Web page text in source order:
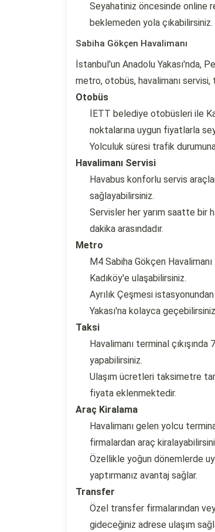
Seyahatiniz öncesinde online
beklemeden yola çıkabilirsiniz.
Sabiha Gökçen Havalimanı
İstanbul'un Anadolu Yakası'nda,
metro, otobüs, havalimanı
Otobüs
İETT belediye otobüsleri ile
noktalarına uygun fiyatlarla
Yolculuk süresi trafik
Havalimanı Servisi
Havabus konforlu servis
sağlayabilirsiniz.
Servisler her yarım saatte bir
dakika arasındadır.
Metro
M4 Sabiha Gökçen
Kadıköy'e ulaşabilirsiniz.
Ayrılık Çeşmesi
Yakası'na kolayca
Taksi
Havalimanı terminal
yapabilirsiniz.
Ulaşım ücretleri taksimetre
fiyata eklenmektedir.
Araç Kiralama
Havalimanı gelen yolcu
firmalardan araç
Özellikle yoğun dönemlerde
yaptırmanız avantaj sağlar.
Transfer
Özel transfer firmalarından
gideceğiniz adrese ulaşım